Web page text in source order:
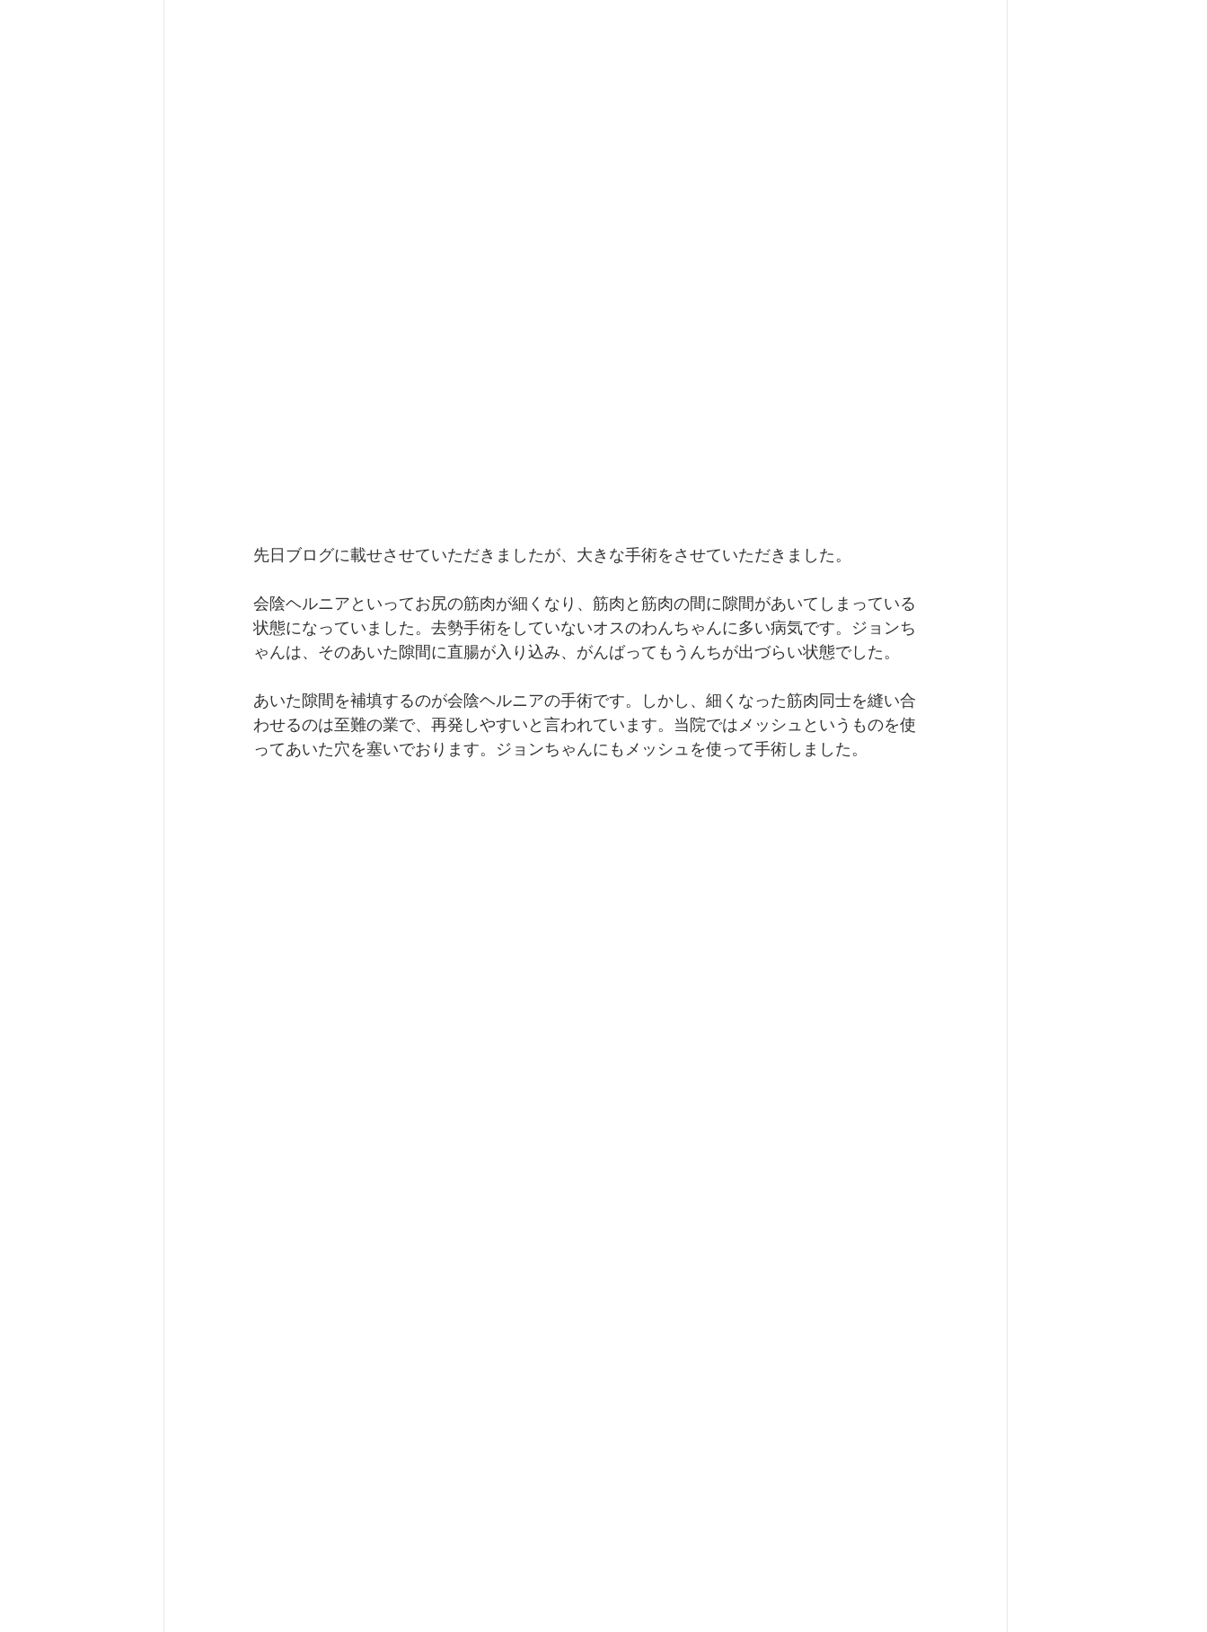
先日ブログに載せさせていただきましたが、大きな手術をさせていただきました。
会陰ヘルニアといってお尻の筋肉が細くなり、筋肉と筋肉の間に隙間があいてしまっている
状態になっていました。去勢手術をしていないオスのわんちゃんに多い病気です。ジョンち
ゃんは、そのあいた隙間に直腸が入り込み、がんばってもうんちが出づらい状態でした。
あいた隙間を補填するのが会陰ヘルニアの手術です。しかし、細くなった筋肉同士を縫い合
わせるのは至難の業で、再発しやすいと言われています。当院ではメッシュというものを使
ってあいた穴を塞いでおります。ジョンちゃんにもメッシュを使って手術しました。